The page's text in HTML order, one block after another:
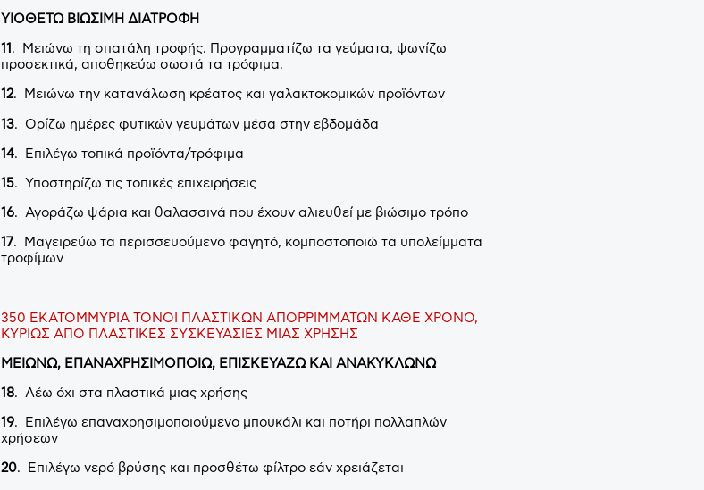
ΥΙΟΘΕΤΩ ΒΙΩΣΙΜΗ ΔΙΑΤΡΟΦΗ
11 . Μειώνω τη σπατάλη τροφής. Προγραμματίζω τα γεύματα, ψωνίζω
προσεκτικά, αποθηκεύω σωστά τα τρόφιμα.
12. Μειώνω την κατανάλωση κρέατος και γαλακτοκομικών προϊόντων
13. Ορίζω ημέρες φυτικών γευμάτων μέσα στην εβδομάδα
14. Επιλέγω τοπικά προϊόντα/τρόφιμα
15. Υποστηρίζω τις τοπικές επιχειρήσεις
16. Αγοράζω ψάρια και θαλασσινά που έχουν αλιευθεί με βιώσιμο τρόπο
17. Μαγειρεύω τα περισσευούμενο φαγητό, κομποστοποιώ τα υπολείμματα
τροφίμων
350 ΕΚΑΤΟΜΜΥΡΙΑ ΤΟΝΟΙ ΠΛΑΣΤΙΚΩΝ ΑΠΟΡΡΙΜΜΑΤΩΝ ΚΑΘΕ ΧΡΟΝΟ,
ΚΥΡΙΩΣ ΑΠΟ ΠΛΑΣΤΙΚΕΣ ΣΥΣΚΕΥΑΣΙΕΣ ΜΙΑΣ ΧΡΗΣΗΣ
ΜΕΙΩΝΩ, ΕΠΑΝΑΧΡΗΣΙΜΟΠΟΙΩ, ΕΠΙΣΚΕΥΑΖΩ ΚΑΙ ΑΝΑΚΥΚΛΩΝΩ
18. Λέω όχι στα πλαστικά μιας χρήσης
19. Επιλέγω επαναχρησιμοποιούμενο μπουκάλι και ποτήρι πολλαπλών
χρήσεων
20. Επιλέγω νερό βρύσης και προσθέτω φίλτρο εάν χρειάζεται